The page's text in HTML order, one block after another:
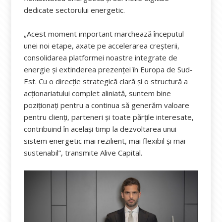
dedicate sectorului energetic.
„Acest moment important marchează începutul
unei noi etape, axate pe accelerarea creșterii,
consolidarea platformei noastre integrate de
energie și extinderea prezenței în Europa de Sud-
Est. Cu o direcție strategică clară și o structură a
acționariatului complet aliniată, suntem bine
poziționați pentru a continua să generăm valoare
pentru clienți, parteneri și toate părțile interesate,
contribuind în același timp la dezvoltarea unui
sistem energetic mai rezilient, mai flexibil și mai
sustenabil”, transmite Alive Capital.